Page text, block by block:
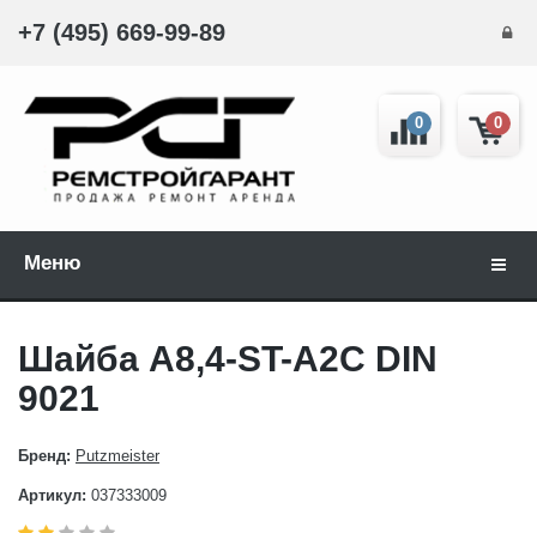
+7 (495) 669-99-89
0
0
Меню
Шайба A8,4-ST-A2C DIN
9021
Бренд: Putzmeister
Артикул: 037333009